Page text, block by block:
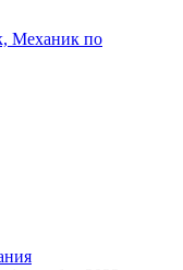
Механик по